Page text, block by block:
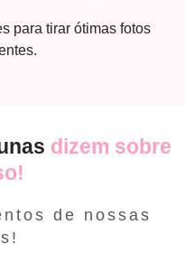
para tirar ótimas fotos
dizem sobre
de nossas